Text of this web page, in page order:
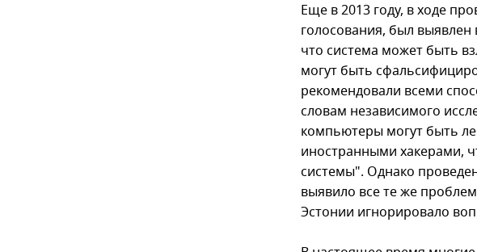
Еще в 2013 году, в ходе
голосования, был выявлен
что система может быть
могут быть
рекомендовали всеми
словам независимого
компьютеры могут быть
иностранными хакерами,
системы". Однако
выявило все те же
Эстонии игнорировало